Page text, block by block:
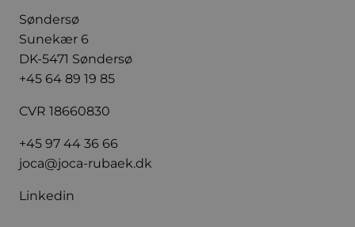
Søndersø
Sunekær 6
DK-5471 Søndersø
+45 64 89 19 85
CVR 18660830
+45 97 44 36 66
joca@joca-rubaek.dk
Linkedin